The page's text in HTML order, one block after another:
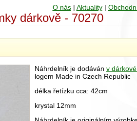
O nás| Aktuality|
dárkově - 70270
Náhrdelník je dodáván v
logem Made in Czech Republic
délka řetízku cca: 42cm
krystal 12mm